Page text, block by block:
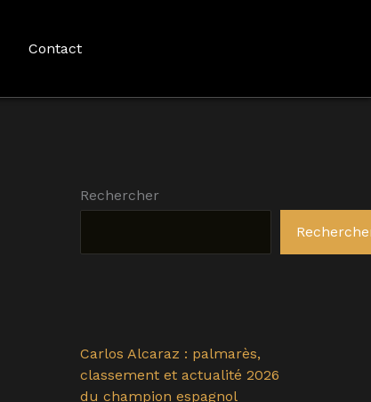
Contact
Rechercher
Carlos Alcaraz : palmarès,
classement et actualité 2026
du champion espagnol